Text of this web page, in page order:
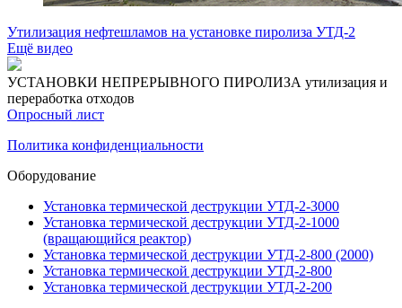
Утилизация нефтешламов на установке пиролиза УТД-2
Ещё видео
УСТАНОВКИ НЕПРЕРЫВНОГО ПИРОЛИЗА утилизация и
переработка отходов
Опросный лист
Политика конфиденциальности
Оборудование
Установка термической деструкции УТД-2-3000
Установка термической деструкции УТД-2-1000
(вращающийся реактор)
Установка термической деструкции УТД-2-800 (2000)
Установка термической деструкции УТД-2-800
Установка термической деструкции УТД-2-200